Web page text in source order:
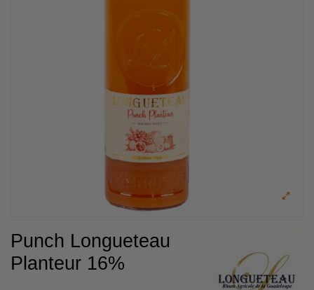
Punch Longueteau
Planteur 16%